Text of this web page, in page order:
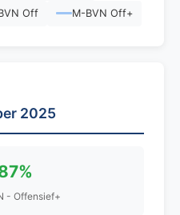
Off M-BVN Off+
2025
- Offensief+